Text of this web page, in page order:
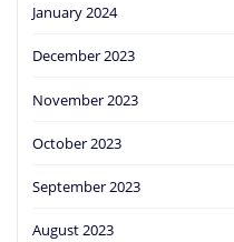
January 2024
December 2023
November 2023
October 2023
September 2023
August 2023